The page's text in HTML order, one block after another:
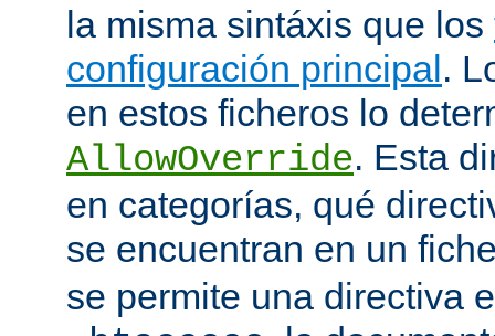
la misma sintáxis que los
configuración principal.
en estos ficheros lo
AllowOverride. Esta
en categorías, qué
se encuentran en un
se permite una directiva